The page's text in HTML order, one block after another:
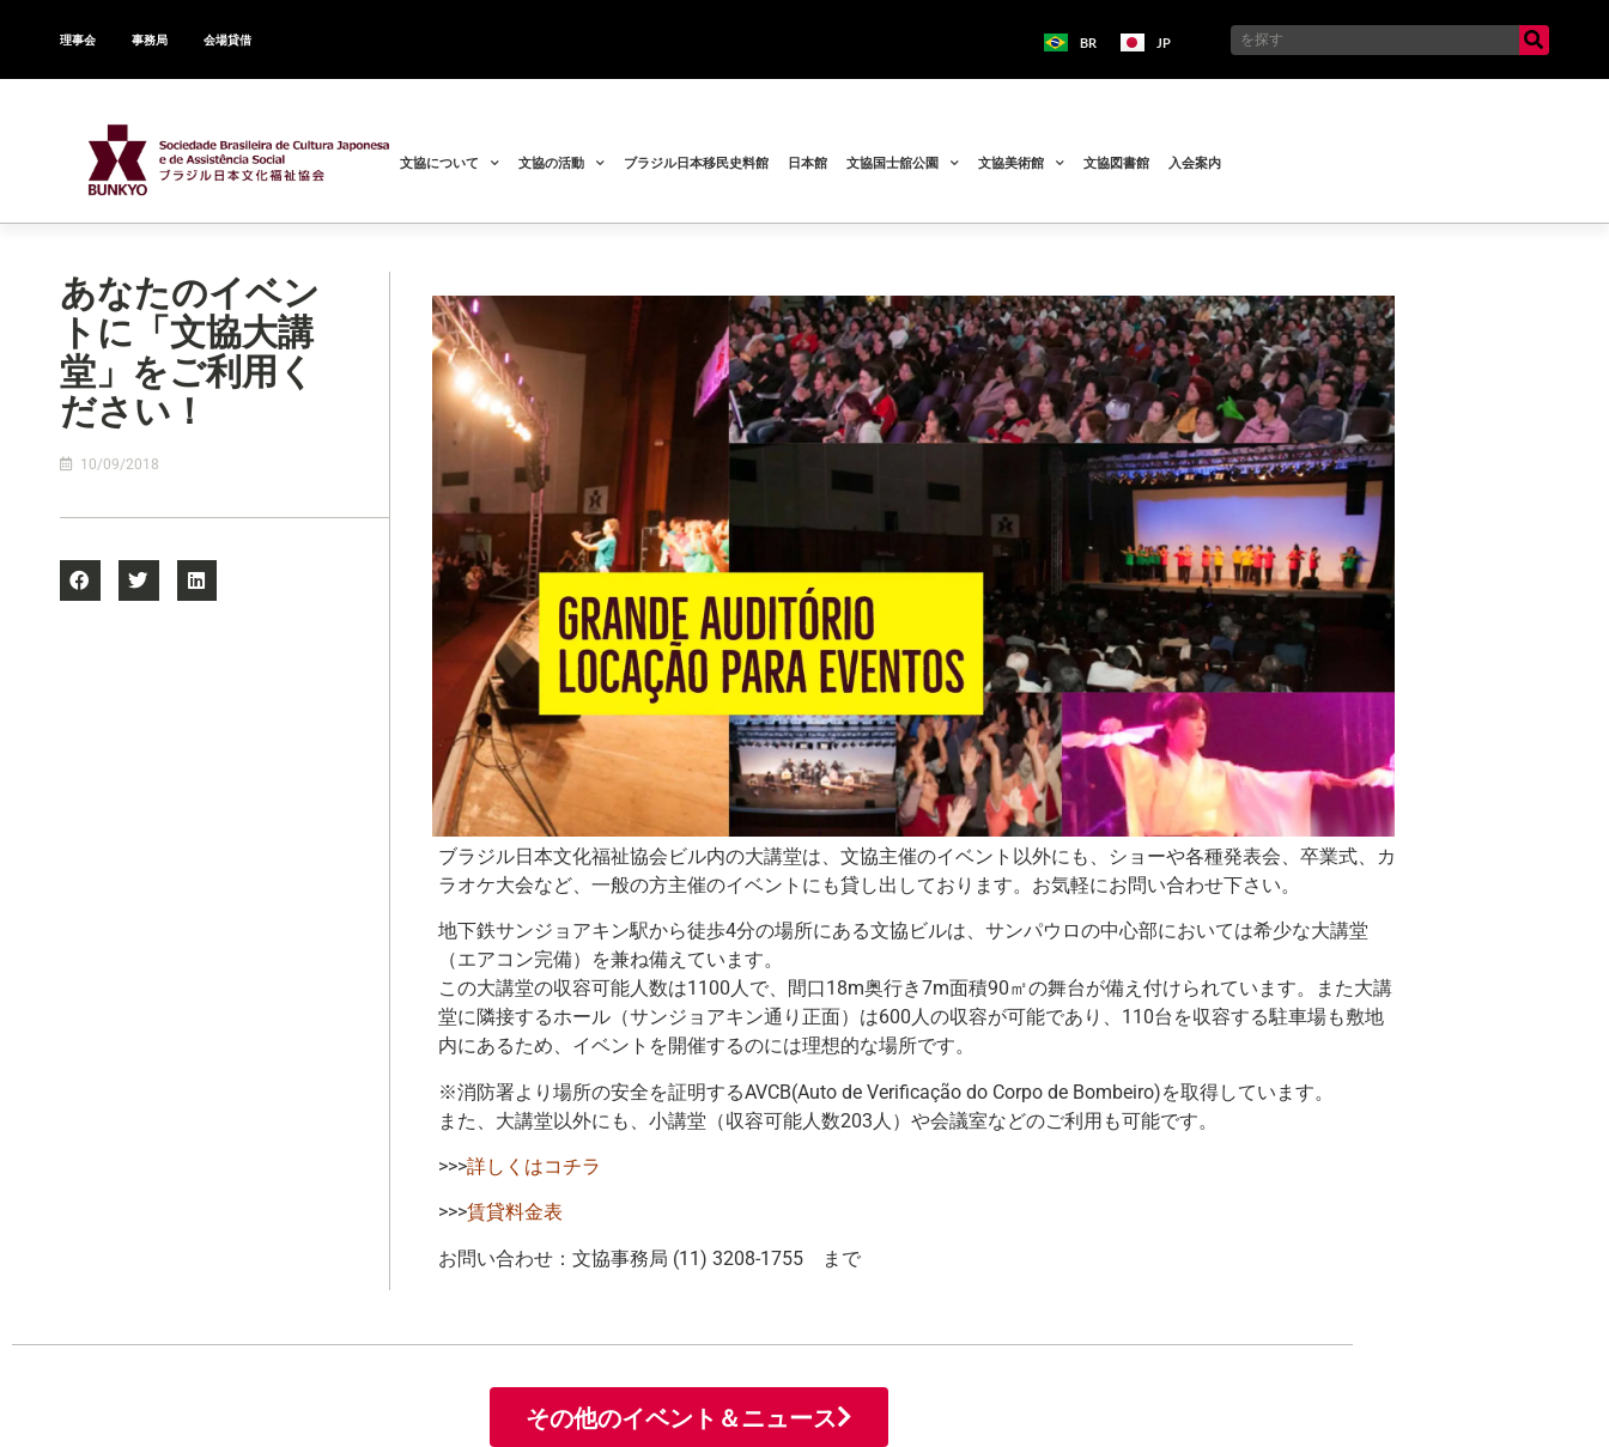
理事会 事務局 会場貸借 BR JP
文協について 文協の活動 ブラジル日本移民史料館 日本館 文協国士舘公園 文協美術館 文協図書館 入会案内
あなたのイベン
トに「文協大講
堂」をご利用く
ださい！
10/09/2018
ブラジル日本文化福祉協会ビル内の大講堂は、文協主催のイベント以外にも、ショーや各種発表会、卒業式、カ
ラオケ大会など、一般の方主催のイベントにも貸し出しております。お気軽にお問い合わせ下さい。
地下鉄サンジョアキン駅から徒歩4分の場所にある文協ビルは、サンパウロの中心部においては希少な大講堂
（エアコン完備）を兼ね備えています。
この大講堂の収容可能人数は1100人で、間口18m奥行き7m面積90㎡の舞台が備え付けられています。また大講
堂に隣接するホール（サンジョアキン通り正面）は600人の収容が可能であり、110台を収容する駐車場も敷地
内にあるため、イベントを開催するのには理想的な場所です。
※消防署より場所の安全を証明するAVCB(Auto de Verificação do Corpo de Bombeiro)を取得しています。
また、大講堂以外にも、小講堂（収容可能人数203人）や会議室などのご利用も可能です。
>>>詳しくはコチラ
>>>賃貸料金表
お問い合わせ：文協事務局 (11) 3208-1755 まで
その他のイベント＆ニュース